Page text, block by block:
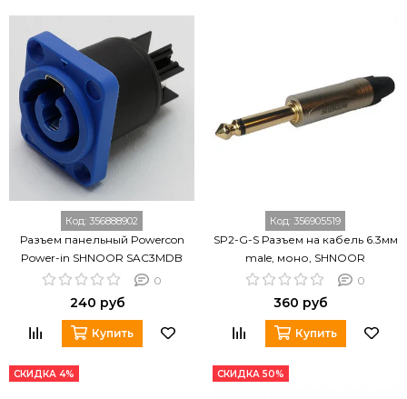
Код: 356888902
Разъем панельный Powercon
Power-in SHNOOR SAC3MDB
0
240 руб
Купить
Код: 356905519
SP2-G-S Разъем на кабель 6.3мм
male, моно, SHNOOR
0
360 руб
Купить
СКИДКА 4% СКИДКА 50%